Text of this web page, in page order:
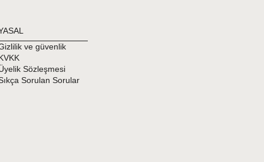
ve güvenlik
Sözleşmesi
Sorulan Sorular